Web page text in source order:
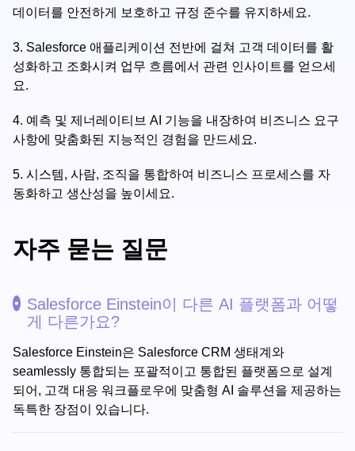
데이터를 안전하게 보호하고 규정 준수를 유지하세요.
3. Salesforce 애플리케이션 전반에 걸쳐 고객 데이터를 활
성화하고 조화시켜 업무 흐름에서 관련 인사이트를 얻으세
요.
4. 예측 및 제너레이티브 AI 기능을 내장하여 비즈니스 요구
사항에 맞춤화된 지능적인 경험을 만드세요.
5. 시스템, 사람, 조직을 통합하여 비즈니스 프로세스를 자
동화하고 생산성을 높이세요.
자주 묻는 질문
Salesforce Einstein이 다른 AI 플랫폼과 어떻
게 다른가요?
Salesforce Einstein은 Salesforce CRM 생태계와
seamlessly 통합되는 포괄적이고 통합된 플랫폼으로 설계
되어, 고객 대응 워크플로우에 맞춤형 AI 솔루션을 제공하는
독특한 장점이 있습니다.